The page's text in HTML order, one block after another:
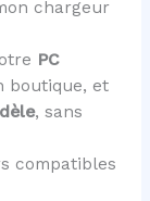
chargeur
PC
boutique, et
, sans
compatibles